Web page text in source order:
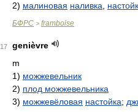
2) малиновая наливка
БФРС > framboise
17
genièvre
m
1) можжевельник
2) плод можжевельника
3) можжевёловая настойка;